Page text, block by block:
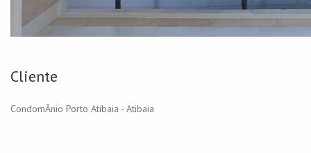
Cliente
CondomÃ­nio Porto Atibaia - Atibaia